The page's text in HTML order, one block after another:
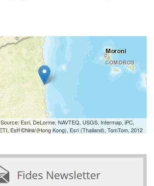
Esri, DeLorme, NAVTEQ, USGS, Intermap, iPC,
Esri China (Hong Kong), Esri (Thailand), TomTom, 2012